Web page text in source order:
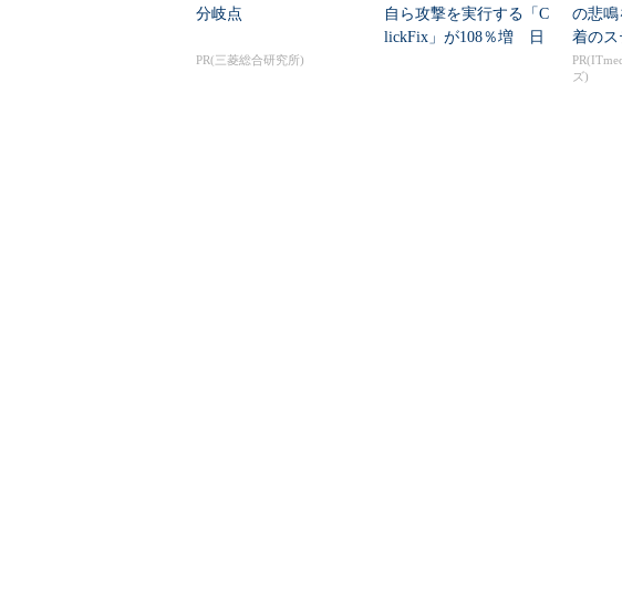
分岐点
PR(三菱総合研究所)
自ら攻撃を実行する「C
lickFix」が108％増 日
の悲
着の
ズ)